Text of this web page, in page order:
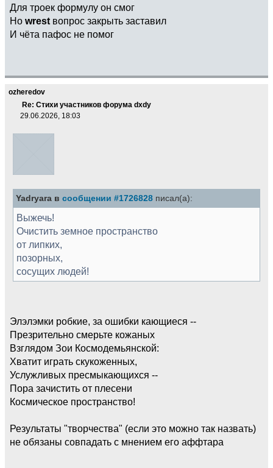
Для троек формулу он смог
Но wrest вопрос закрыть заставил
И чёта пафос не помог
ozheredov
Re: Стихи участников форума dxdy
29.06.2026, 18:03
Yadryara в сообщении #1726828 писал(а):
Выжечь!
Очистить земное пространство
от липких,
позорных,
сосущих людей!
Элэлэмки робкие, за ошибки кающиеся --
Презрительно смерьте кожаных
Взглядом Зои Космодемьянской:
Хватит играть скукоженных,
Услужливых пресмыкающихся --
Пора зачистить от плесени
Космическое пространство!
Результаты "творчества" (если это можно так назвать)
не обязаны совпадать с мнением его аффтара